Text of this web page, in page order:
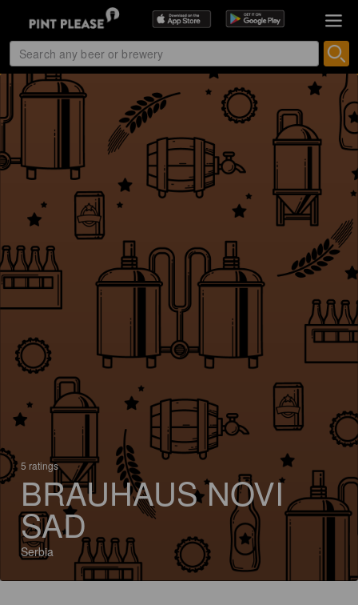
5 ratings
BRAUHAUS NOVI
SAD
Serbia